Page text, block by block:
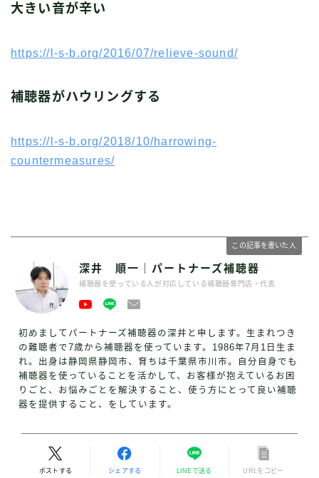
大きい音が辛い
https://l-s-b.org/2016/07/relieve-sound/
補聴器がハウリングする
https://l-s-b.org/2018/10/harrowing-
countermeasures/
この記事を書いた人
深井 順一｜パートナーズ補聴器
補聴器を使っている人が対応している補聴器専門店・代表
初めましてパートナーズ補聴器の深井と申します。生まれつき
の難聴者で7歳から補聴器を使っています。1986年7月1日生ま
れ。出身は静岡県静岡市、育ちは千葉県市川市。自分自身でも
補聴器を使っていることを活かして、お客様が抱えているお困
りごと、お悩みごとを解決すること、使う方にとって良い補聴
器を提供すること、をしています。
ポストする シェアする LINEで送る URLをコピー